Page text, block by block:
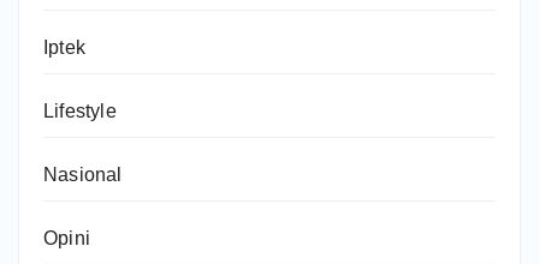
Iptek
Lifestyle
Nasional
Opini